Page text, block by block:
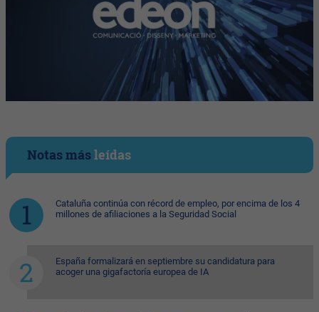
Notas másleídas
Cataluña continúa con récord de empleo, por encima de los 4
millones de afiliaciones a la Seguridad Social
España formalizará en septiembre su candidatura para
acoger una gigafactoría europea de IA